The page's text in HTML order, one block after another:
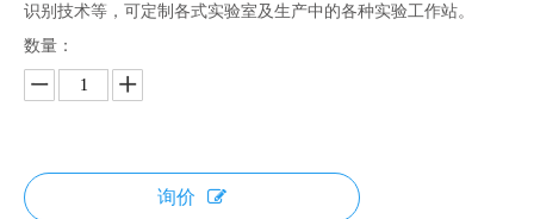
识别技术等，可定制各式实验室及生产中的各种实验工作站。
数量：
询价